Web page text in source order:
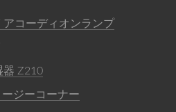
アコーディオンランプ
器 Z210
ジーコーナー